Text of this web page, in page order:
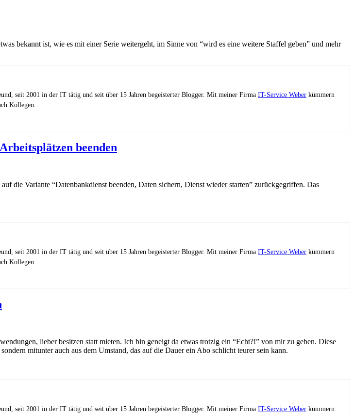
bekannt ist, wie es mit einer Serie weitergeht, im Sinne von “wird es eine weitere Staffel geben” und mehr
seit 2001 in der IT tätig und seit über 15 Jahren begeisterter Blogger. Mit meiner Firma IT-Service Weber kümmern
Kollegen.
beenden
die Variante “Datenbankdienst beenden, Daten sichern, Dienst wieder starten” zurückgegriffen. Das
seit 2001 in der IT tätig und seit über 15 Jahren begeisterter Blogger. Mit meiner Firma IT-Service Weber kümmern
Kollegen.
lieber besitzen statt mieten. Ich bin geneigt da etwas trotzig ein “Echt?!” von mir zu geben. Diese
mitunter auch aus dem Umstand, das auf die Dauer ein Abo schlicht teurer sein kann.
seit 2001 in der IT tätig und seit über 15 Jahren begeisterter Blogger. Mit meiner Firma IT-Service Weber kümmern